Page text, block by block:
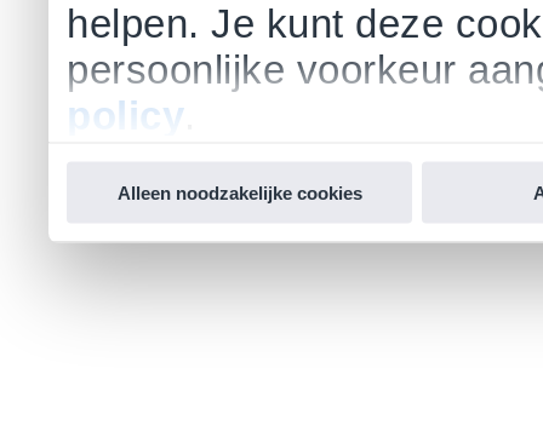
helpen. Je kunt deze
persoonlijke voorkeur
policy
Alleen noodzakelijke cookies